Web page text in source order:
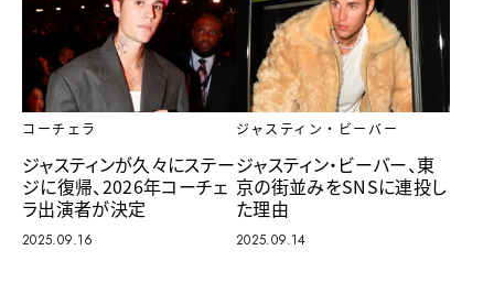
コーチェラ
ジャスティンが久々にステー
ジに復帰、2026年コーチェ
ラ出演者が決定
2025.09.16
ジャスティン・ビーバー
ジャスティン・ビーバー、東
京の街並みをSNSに連投し
た理由
2025.09.14